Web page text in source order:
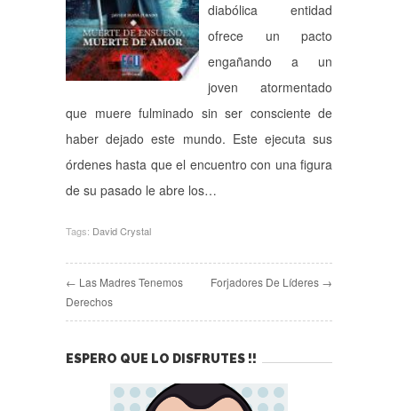
diabólica entidad
ofrece un pacto
engañando a un
joven atormentado
que muere fulminado sin ser consciente de
haber dejado este mundo. Este ejecuta sus
órdenes hasta que el encuentro con una figura
de su pasado le abre los…
Tags: David Crystal
← Las Madres Tenemos
Derechos
Forjadores De Líderes →
ESPERO QUE LO DISFRUTES !!